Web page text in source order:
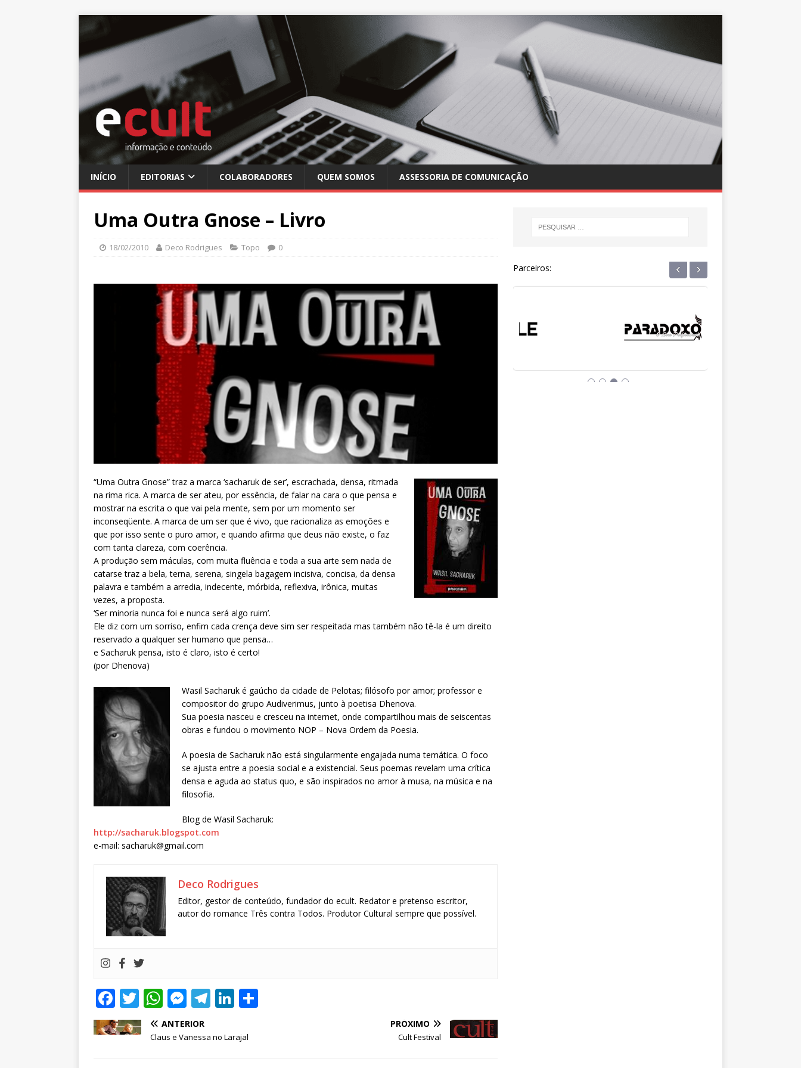
INÍCIO EDITORIAS COLABORADORES QUEM SOMOS ASSESSORIA DE COMUNICAÇÃO
Uma Outra Gnose – Livro
18/02/2010 Deco Rodrigues Topo 0
“Uma Outra Gnose” traz a marca ‘sacharuk de ser’, escrachada, densa, ritmada
na rima rica. A marca de ser ateu, por essência, de falar na cara o que pensa e
mostrar na escrita o que vai pela mente, sem por um momento ser
inconseqüente. A marca de um ser que é vivo, que racionaliza as emoções e
que por isso sente o puro amor, e quando afirma que deus não existe, o faz
com tanta clareza, com coerência.
A produção sem máculas, com muita fluência e toda a sua arte sem nada de
catarse traz a bela, terna, serena, singela bagagem incisiva, concisa, da densa
palavra e também a arredia, indecente, mórbida, reflexiva, irônica, muitas
vezes, a proposta.
‘Ser minoria nunca foi e nunca será algo ruim’.
Ele diz com um sorriso, enfim cada crença deve sim ser respeitada mas também não tê-la é um direito
reservado a qualquer ser humano que pensa…
e Sacharuk pensa, isto é claro, isto é certo!
(por Dhenova)
Wasil Sacharuk é gaúcho da cidade de Pelotas; filósofo por amor; professor e
compositor do grupo Audiverimus, junto à poetisa Dhenova.
Sua poesia nasceu e cresceu na internet, onde compartilhou mais de seiscentas
obras e fundou o movimento NOP – Nova Ordem da Poesia.
A poesia de Sacharuk não está singularmente engajada numa temática. O foco
se ajusta entre a poesia social e a existencial. Seus poemas revelam uma crítica
densa e aguda ao status quo, e são inspirados no amor à musa, na música e na
filosofia.
Blog de Wasil Sacharuk:
http://sacharuk.blogspot.com
e-mail: sacharuk@gmail.com
Deco Rodrigues
Editor, gestor de conteúdo, fundador do ecult. Redator e pretenso escritor,
autor do romance Três contra Todos. Produtor Cultural sempre que possível.
F
a
c
T
w
it
W
h
at
M
e
ss
T
e
Li
k
ANTERIOR
Claus e Vanessa no Larajal
PRÓXIMO
Cult Festival
Parceiros: ‹ ›